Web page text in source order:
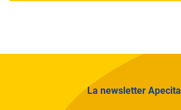
La newsletter Apecita